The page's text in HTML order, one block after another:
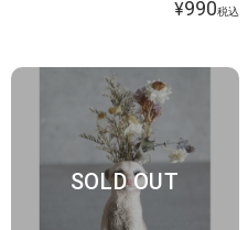
¥990税込
SOLD OUT